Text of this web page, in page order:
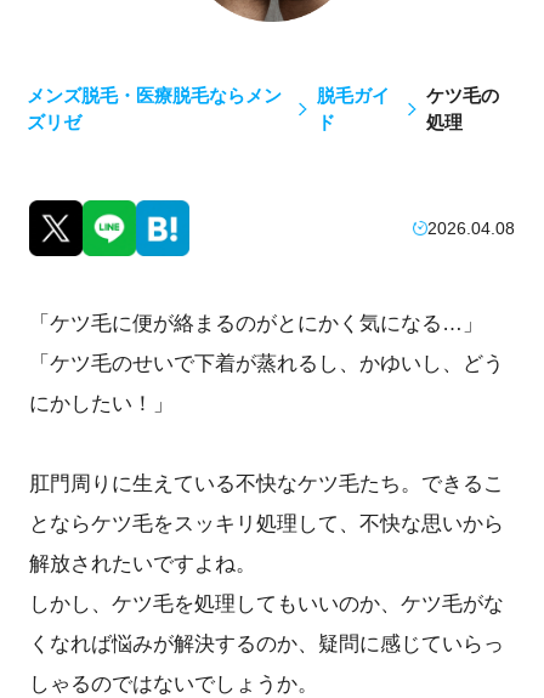
メンズ脱毛・医療脱毛ならメン
ズリゼ
脱毛ガイ
ド
ケツ毛の
処理
2026.04.08
「ケツ毛に便が絡まるのがとにかく気になる…」
「ケツ毛のせいで下着が蒸れるし、かゆいし、どう
にかしたい！」
肛門周りに生えている不快なケツ毛たち。できるこ
とならケツ毛をスッキリ処理して、不快な思いから
解放されたいですよね。
しかし、ケツ毛を処理してもいいのか、ケツ毛がな
くなれば悩みが解決するのか、疑問に感じていらっ
しゃるのではないでしょうか。